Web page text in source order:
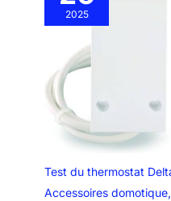
2025
Test du thermostat
Accessoires domotique,